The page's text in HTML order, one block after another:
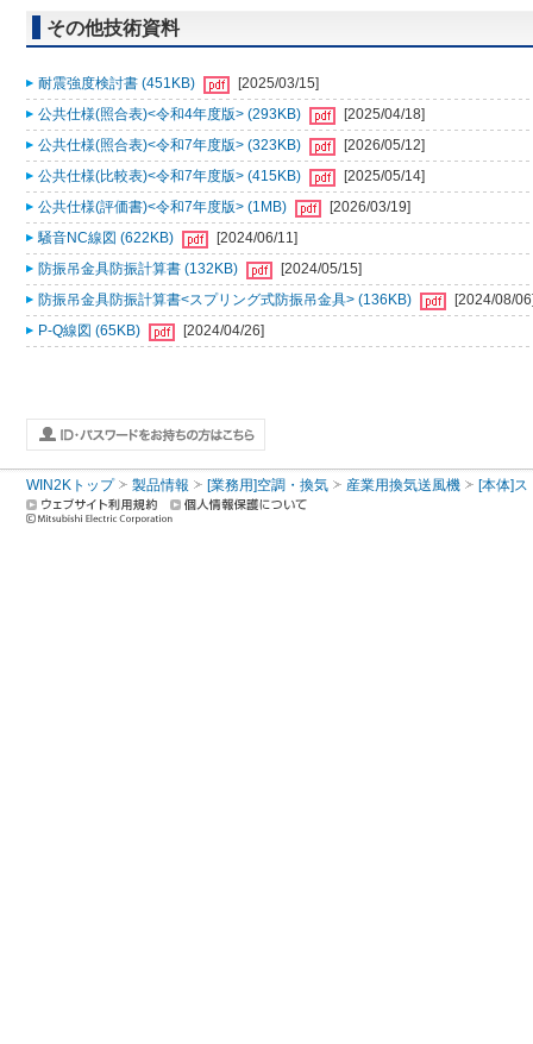
その他技術資料
耐震強度検討書 (451KB)
[2025/03/15]
公共仕様(照合表)<令和4年度版> (293KB)
[2025/04/18]
公共仕様(照合表)<令和7年度版> (323KB)
[2026/05/12]
公共仕様(比較表)<令和7年度版> (415KB)
[2025/05/14]
公共仕様(評価書)<令和7年度版> (1MB)
[2026/03/19]
騒音NC線図 (622KB)
[2024/06/11]
防振吊金具防振計算書 (132KB)
[2024/05/15]
防振吊金具防振計算書<スプリング式防振吊金具> (136KB)
[2024/08/
P-Q線図 (65KB)
[2024/04/26]
WIN2Kトップ 製品情報 [業務用]空調・換気 産業用換気送風機 [本体]